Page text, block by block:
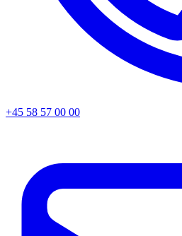
+45 58 57 00 00